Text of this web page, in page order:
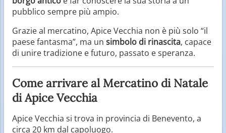
pubblico sempre più ampio.
Grazie al mercatino, Apice Vecchia non è più solo “il
paese fantasma”, ma un simbolo di rinascita, capace
di unire tradizione e futuro, passato e speranza.
Come arrivare al Mercatino di Natale
di Apice Vecchia
Apice Vecchia si trova in provincia di Benevento, a
circa 20 km dal capoluogo.